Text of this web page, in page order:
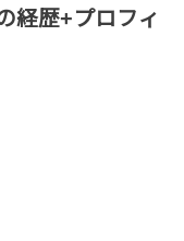
経歴+プロフィ